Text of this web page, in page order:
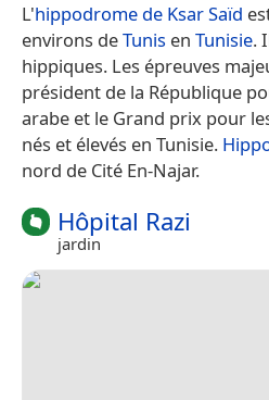
L'hippodrome de Ksar Saïd
environs deTunis en Tunisie.
hippiques. Les épreuves
président de la République
arabe et le Grand prix pour
nés et élevés en Tunisie.
nord de Cité En-Najar.
Hôpital Razi
jardin